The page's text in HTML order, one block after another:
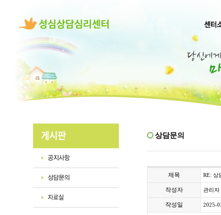
상담문의
제목 RE: 상
작성자 관리자
작성일 2025-